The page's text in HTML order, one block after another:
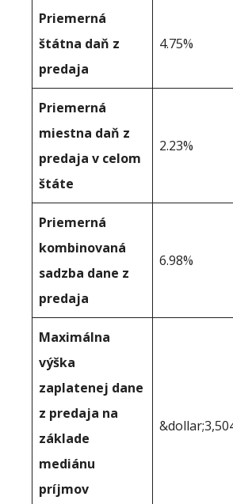
Priemerná
štátna daň z
predaja
4.75%
Priemerná
miestna daň z
predaja v celom
štáte
2.23%
Priemerná
kombinovaná
sadzba dane z
predaja
6.98%
Maximálna
výška
zaplatenej dane
z predaja na
základe
mediánu
príjmov